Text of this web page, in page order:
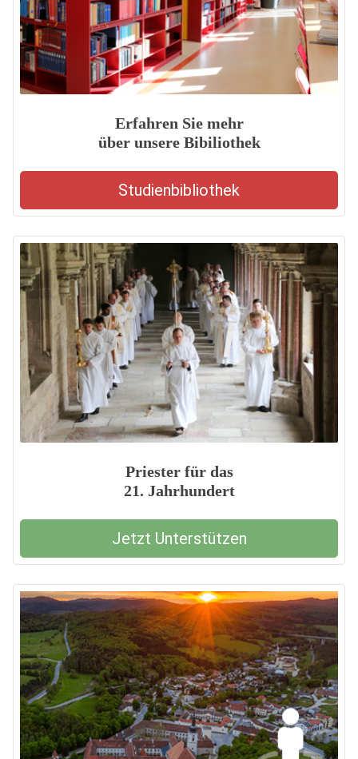
Erfahren Sie mehr
über unsere Bibiliothek
Studienbibliothek
Priester für das
21. Jahrhundert
Jetzt Unterstützen